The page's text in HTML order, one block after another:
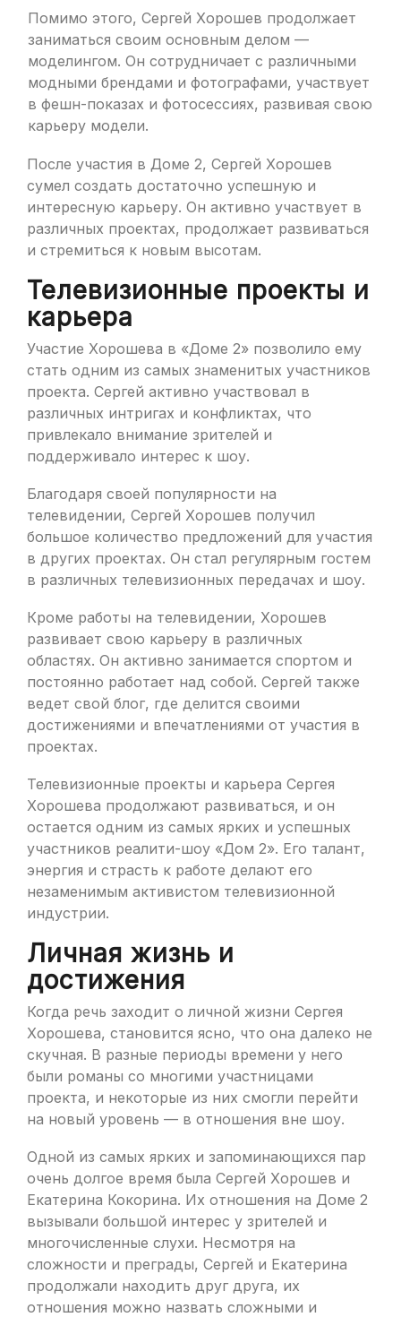
Помимо этого, Сергей Хорошев продолжает
заниматься своим основным делом —
моделингом. Он сотрудничает с различными
модными брендами и фотографами, участвует
в фешн-показах и фотосессиях, развивая свою
карьеру модели.
После участия в Доме 2, Сергей Хорошев
сумел создать достаточно успешную и
интересную карьеру. Он активно участвует в
различных проектах, продолжает развиваться
и стремиться к новым высотам.
Телевизионные проекты и
карьера
Участие Хорошева в «Доме 2» позволило ему
стать одним из самых знаменитых участников
проекта. Сергей активно участвовал в
различных интригах и конфликтах, что
привлекало внимание зрителей и
поддерживало интерес к шоу.
Благодаря своей популярности на
телевидении, Сергей Хорошев получил
большое количество предложений для участия
в других проектах. Он стал регулярным гостем
в различных телевизионных передачах и шоу.
Кроме работы на телевидении, Хорошев
развивает свою карьеру в различных
областях. Он активно занимается спортом и
постоянно работает над собой. Сергей также
ведет свой блог, где делится своими
достижениями и впечатлениями от участия в
проектах.
Телевизионные проекты и карьера Сергея
Хорошева продолжают развиваться, и он
остается одним из самых ярких и успешных
участников реалити-шоу «Дом 2». Его талант,
энергия и страсть к работе делают его
незаменимым активистом телевизионной
индустрии.
Личная жизнь и
достижения
Когда речь заходит о личной жизни Сергея
Хорошева, становится ясно, что она далеко не
скучная. В разные периоды времени у него
были романы со многими участницами
проекта, и некоторые из них смогли перейти
на новый уровень — в отношения вне шоу.
Одной из самых ярких и запоминающихся пар
очень долгое время была Сергей Хорошев и
Екатерина Кокорина. Их отношения на Доме 2
вызывали большой интерес у зрителей и
многочисленные слухи. Несмотря на
сложности и преграды, Сергей и Екатерина
продолжали находить друг друга, их
отношения можно назвать сложными и